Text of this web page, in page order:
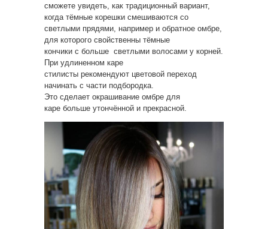
сможете увидеть, как традиционный вариант,
когда тёмные корешки смешиваются со
светлыми прядями, например и обратное омбре,
для которого свойственны тёмные
кончики с больше светлыми волосами у корней.
При удлиненном каре
стилисты рекомендуют цветовой переход
начинать с части подбородка.
Это сделает окрашивание омбре для
каре больше утончённой и прекрасной.